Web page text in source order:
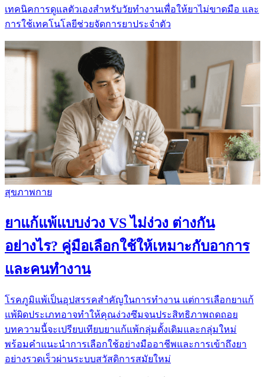
เทคนิคการดูแลตัวเองสำหรับวัยทำงานเพื่อให้ยาไม่ขาดมือ และ
การใช้เทคโนโลยีช่วยจัดการยาประจำตัว
สุขภาพกาย
ยาแก้แพ้แบบง่วง VS ไม่ง่วง ต่างกัน
อย่างไร? คู่มือเลือกใช้ให้เหมาะกับอาการ
และคนทำงาน
โรคภูมิแพ้เป็นอุปสรรคสำคัญในการทำงาน แต่การเลือกยาแก้
แพ้ผิดประเภทอาจทำให้คุณง่วงซึมจนประสิทธิภาพถดถอย
บทความนี้จะเปรียบเทียบยาแก้แพ้กลุ่มดั้งเดิมและกลุ่มใหม่
พร้อมคำแนะนำการเลือกใช้อย่างมืออาชีพและการเข้าถึงยา
อย่างรวดเร็วผ่านระบบสวัสดิการสมัยใหม่